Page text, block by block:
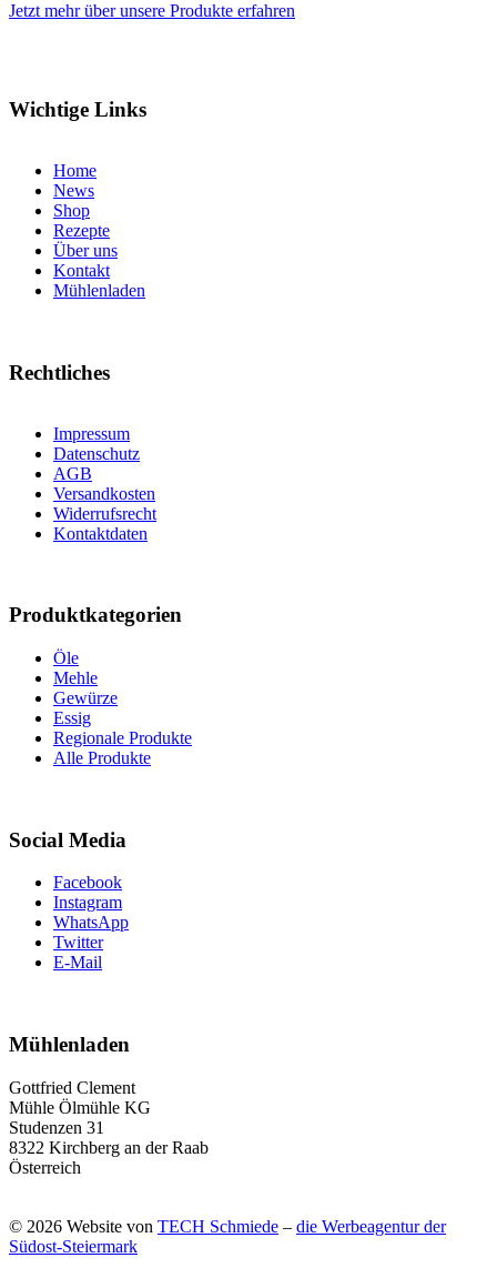
Jetzt mehr über unsere Produkte erfahren
Wichtige Links
Home
News
Shop
Rezepte
Über uns
Kontakt
Mühlenladen
Rechtliches
Impressum
Datenschutz
AGB
Versandkosten
Widerrufsrecht
Kontaktdaten
Produktkategorien
Öle
Mehle
Gewürze
Essig
Regionale Produkte
Alle Produkte
Social Media
Facebook
Instagram
WhatsApp
Twitter
E-Mail
Mühlenladen
Gottfried Clement
Mühle Ölmühle KG
Studenzen 31
8322 Kirchberg an der Raab
Österreich
© 2026 Website von TECH Schmiede – die Werbeagentur der
Südost-Steiermark